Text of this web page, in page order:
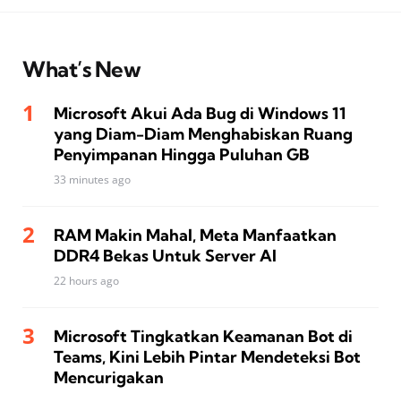
What’s New
Microsoft Akui Ada Bug di Windows 11
yang Diam-Diam Menghabiskan Ruang
Penyimpanan Hingga Puluhan GB
33 minutes ago
RAM Makin Mahal, Meta Manfaatkan
DDR4 Bekas Untuk Server AI
22 hours ago
Microsoft Tingkatkan Keamanan Bot di
Teams, Kini Lebih Pintar Mendeteksi Bot
Mencurigakan